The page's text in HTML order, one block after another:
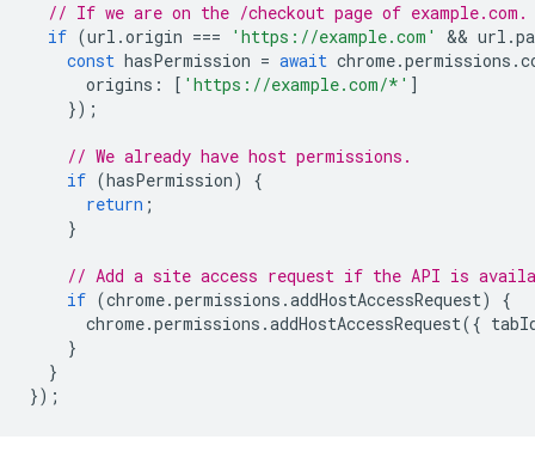
// If we are on the /checkout page of example.com.
if (url .origin === 'https://example.com' && url .
const hasPermission = await chrome.permissions .
origins : [ 'https://example.com/*' ]
});
// We already have host permissions.
if (hasPermission)
{
return ;
}
// Add a site access request if the API is
if (chrome.permissions .addHostAccessRequest)
{
chrome.permissions .addHostAccessRequest({
}
}
});